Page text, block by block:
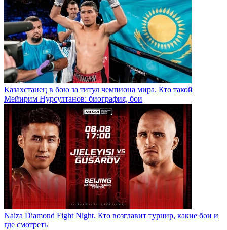
Казахстанец в бою за титул чемпиона мира. Кто такой
Мейирим Нурсултанов: биография, бои
Naiza Diamond Fight Night. Кто возглавит турнир, какие бои и
где смотреть